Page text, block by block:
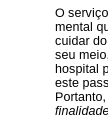
O
mental
cuidar
seu
hospital
este
Portanto,